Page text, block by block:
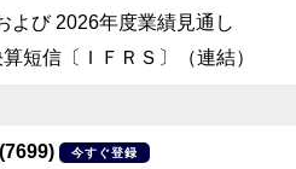
よび 2026年度業績見通し
短信〔ＩＦＲＳ〕（連結）
今すぐ登録